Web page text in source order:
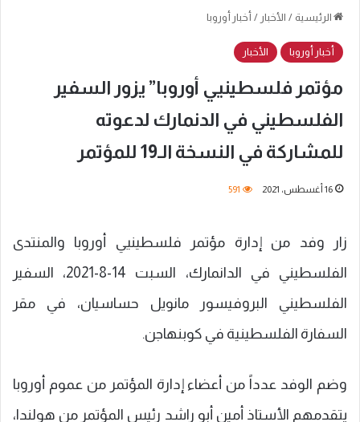
الرئيسية / الأخبار / أخبار أوروبا
أخبار أوروبا الأخبار
مؤتمر فلسطينيي أوروبا” يزور السفير
الفلسطيني في الدنمارك لدعوته
للمشاركة في النسخة الـ19 للمؤتمر
16 أغسطس، 2021 591
زار وفد من إدارة مؤتمر فلسطينيي أوروبا والمنتدى
الفلسطيني في الدانمارك، السبت 14-8-2021، السفير
الفلسطيني البروفيسور مانويل حساسيان، في مقر
السفارة الفلسطينية في كوبنهاجن.
وضم الوفد عدداً من أعضاء إدارة المؤتمر من عموم أوروبا
يتقدمهم الأستاذ أمين أبو راشد رئيس المؤتمر من هولندا،